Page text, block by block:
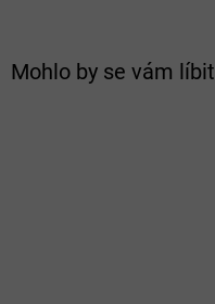
Mohlo by se vám líbit